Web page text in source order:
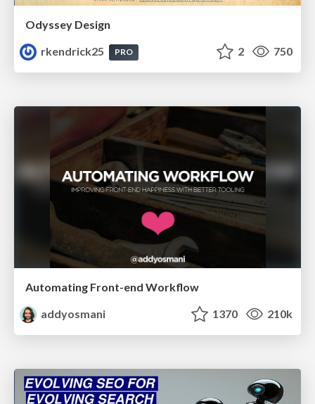
Odyssey Design
rkendrick25
PRO 2 750
Automating Front-end Workflow
addyosmani
1370 210k